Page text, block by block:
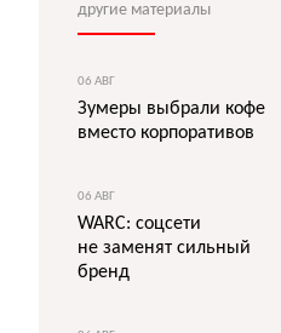
другие материалы
06 АВГ
Зумеры выбрали кофе
вместо корпоративов
06 АВГ
WARC: соцсети
не заменят сильный
бренд